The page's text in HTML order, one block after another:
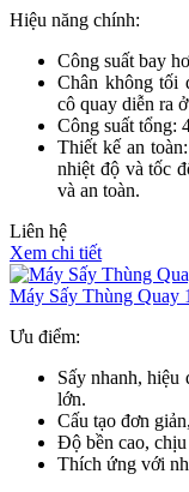
Hiệu năng chính:
Công suất bay
Chân không tối
cô quay diễn ra
Công suất tổng:
Thiết kế an
nhiệt độ và tốc
và an toàn.
Liên hệ
Xem chi tiết
Máy Sấy Thùng Quay
Ưu điểm:
Sấy nhanh,
lớn.
Cấu tạo đơn
Độ bền cao,
Thích ứng với